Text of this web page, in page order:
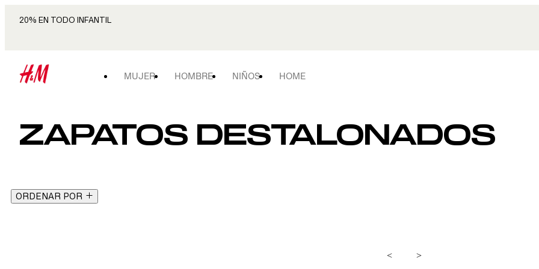
20% EN TODO INFANTIL
MUJER HOMBRE NIÑOS HOME
ZAPATOS DESTALONADOS
ORDENAR POR
< >